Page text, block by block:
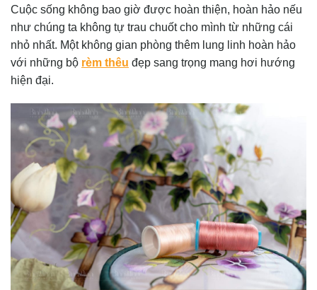
Cuộc sống không bao giờ được hoàn thiện, hoàn hảo nếu
như chúng ta không tự trau chuốt cho mình từ những cái
nhỏ nhất. Một không gian phòng thêm lung linh hoàn hảo
với những bộ rèm thêu đẹp sang trọng mang hơi hướng
hiện đại.